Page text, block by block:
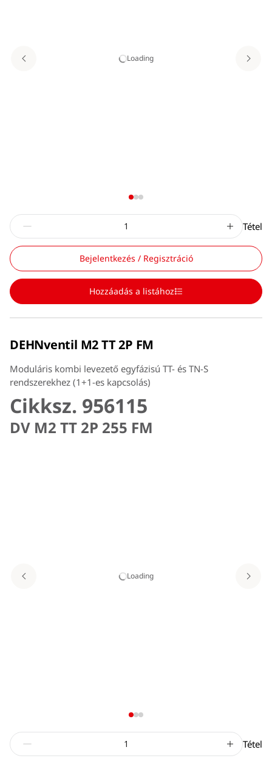
Loading
Tétel
Bejelentkezés / Regisztráció
Hozzáadás a listához
DEHNventil M2 TT 2P FM
Moduláris kombi levezető egyfázisú TT- és TN-S
rendszerekhez (1+1-es kapcsolás)
Cikksz. 956115
DV M2 TT 2P 255 FM
Loading
Tétel